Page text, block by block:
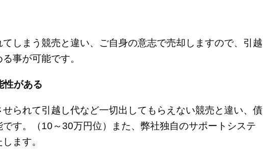
しまう競売と違い、ご自身の意志で売却しますので、引越
事が可能です。
性がある
られて引越し代など一切出してもらえない競売と違い、債
す。（10～30万円位）また、弊社独自のサポートシステ
ます。